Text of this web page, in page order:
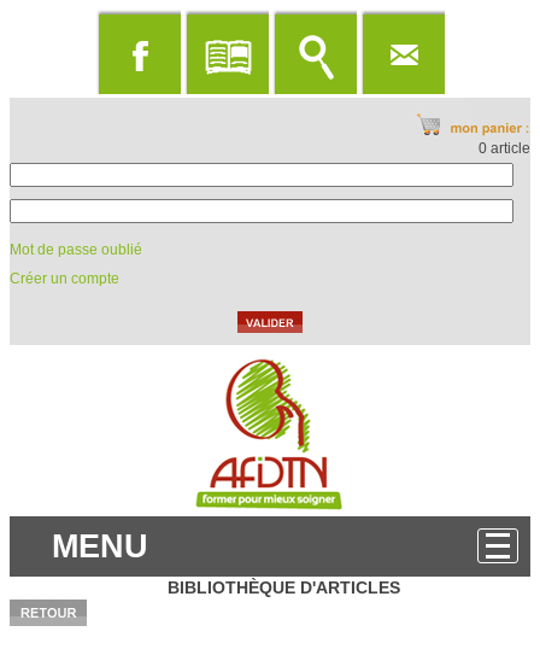
0 article
Mot de passe oublié
Créer un compte
MENU
BIBLIOTHÈQUE D'ARTICLES